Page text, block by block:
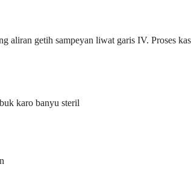
aliran getih sampeyan liwat garis IV. Proses
karo banyu steril